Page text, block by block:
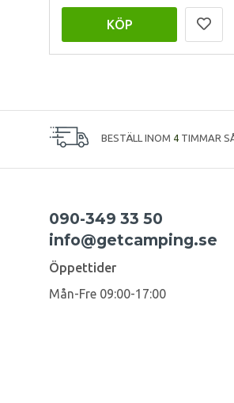
KÖP
BESTÄLL INOM 4 TIMMAR
090-349 33 50
info@getcamping.se
Öppettider
Mån-Fre 09:00-17:00